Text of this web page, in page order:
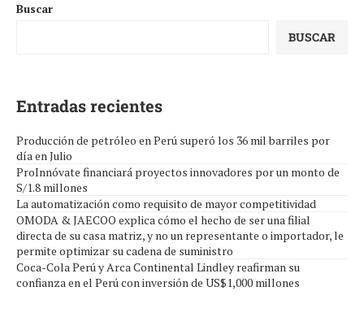
Buscar
BUSCAR
Entradas recientes
Producción de petróleo en Perú superó los 36 mil barriles por
día en Julio
ProInnóvate financiará proyectos innovadores por un monto de
S/1.8 millones
La automatización como requisito de mayor competitividad
OMODA & JAECOO explica cómo el hecho de ser una filial
directa de su casa matriz, y no un representante o importador, le
permite optimizar su cadena de suministro
Coca-Cola Perú y Arca Continental Lindley reafirman su
confianza en el Perú con inversión de US$1,000 millones